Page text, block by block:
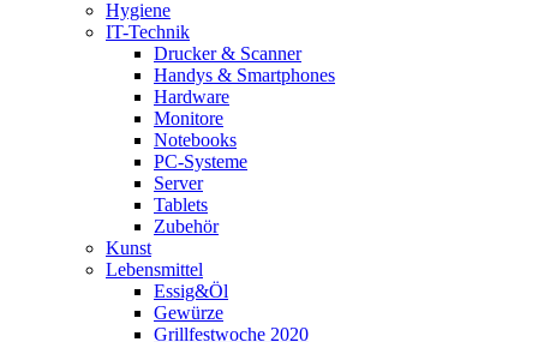
Hygiene
IT-Technik
Drucker & Scanner
Handys & Smartphones
Hardware
Monitore
Notebooks
PC-Systeme
Server
Tablets
Zubehör
Kunst
Lebensmittel
Essig&Öl
Gewürze
Grillfestwoche 2020